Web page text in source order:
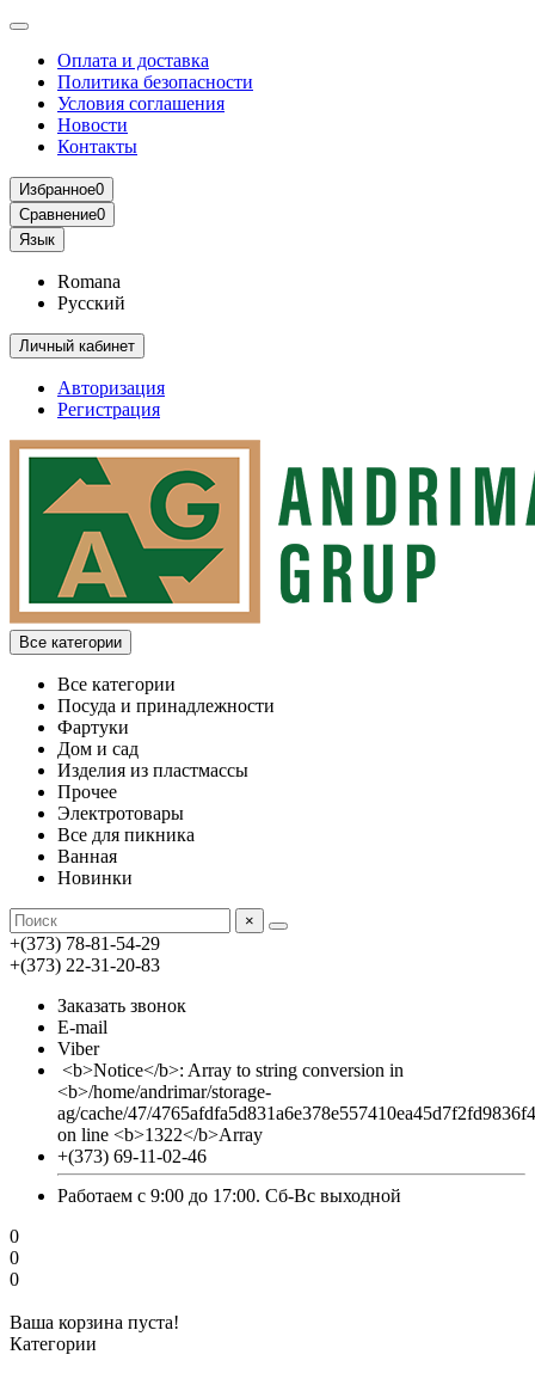
Оплата и доставка
Политика безопасности
Условия соглашения
Новости
Контакты
Избранное0
Сравнение0
Язык
Romana
Русский
Личный кабинет
Авторизация
Регистрация
Все категории
Все категории
Посуда и принадлежности
Фартуки
Дом и сад
Изделия из пластмассы
Прочее
Электротовары
Все для пикника
Ванная
Новинки
×
+(373) 78-81-54-29
+(373) 22-31-20-83
Заказать звонок
E-mail
Viber
<b>Notice</b>: Array to string conversion in
<b>/home/andrimar/storage-
ag/cache/47/
on line <b>1322</b>Array
+(373) 69-11-02-46
Работаем с 9:00 до 17:00. Сб-Вс выходной
0
0
0
Ваша корзина пуста!
Категории